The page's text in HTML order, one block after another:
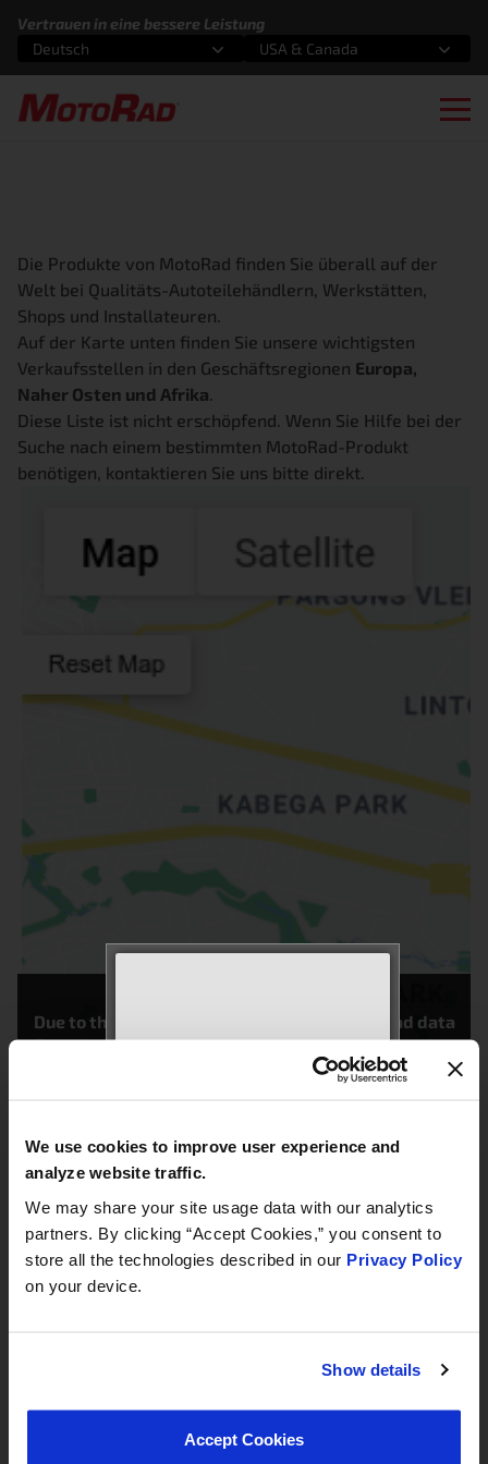
We use cookies to improve user experience and
analyze website traffic.
We may share your site usage data with our analytics
partners. By clicking “Accept Cookies,” you consent to
store all the technologies described in our Privacy Policy
on your device.
Show details
Accept Cookies
Vertrauen in eine bessere Leistung
Wählen Sie eine Option
Deutsch
Wählen Sie eine Option
USA & Canada
Die Produkte von MotoRad finden Sie überall auf der
Welt bei Qualitäts-Autoteilehändlern, Werkstätten,
Shops und Installateuren.
Auf der Karte unten finden Sie unsere wichtigsten
Verkaufsstellen in den Geschäftsregionen Europa,
Naher Osten und Afrika.
Diese Liste ist nicht erschöpfend. Wenn Sie Hilfe bei der
Suche nach einem bestimmten MotoRad-Produkt
benötigen, kontaktieren Sie uns bitte direkt.
Due to the GDPR, we need your consent to load data
from Google, more information in our privacy policy.
Number Of Shops
MEET WITH US AT
AUTOMECHANIKA
September 8–12, 2026
Hall 3.0 | Stand E31
Book your meeting NOW
at Stand E31 for a
to explore a new